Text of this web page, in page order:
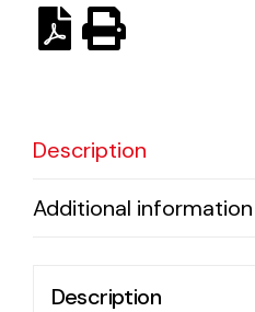
Description
Additional information
Description